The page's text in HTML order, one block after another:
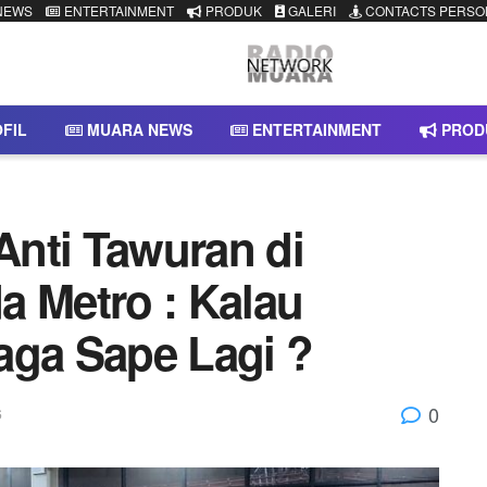
ENTERTAINMENT PRODUK GALERI CONTACTS
MUARA NEWS ENTERTAINMENT
Tawuran di
Metro : Kalau
Sape Lagi ?
0